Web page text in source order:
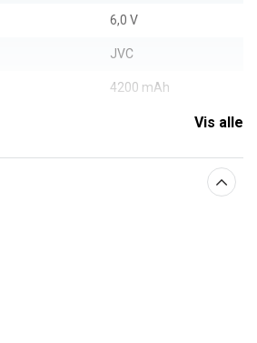
6,0 V
JVC
4200 mAh
Vis alle